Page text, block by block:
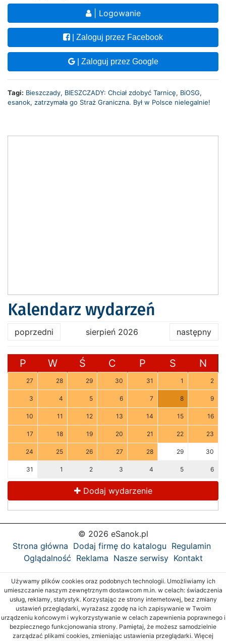
| Logowanie
| Zaloguj przez Facebook
| Zaloguj przez Google
Tagi: Bieszczady, BIESZCZADY: Chciał zdobyć Tarnicę, BiOSG,
esanok, zatrzymała go Straż Graniczna. Był w Polsce nielegalnie!
Kalendarz wydarzeń
poprzedni sierpień 2026 następny
P W Ś C P S N
27 28 29 30 31 1 2
3 4 5 6 7 8 9
10 11 12 13 14 15 16
17 18 19 20 21 22 23
24 25 26 27 28 29 30
31 1 2 3 4 5 6
Dodaj wydarzenie
© 2026 eSanok.pl
Strona główna Dodaj firmę do katalogu Regulamin
Oglądalność Reklama Nasze serwisy Kontakt
Używamy plików cookies oraz podobnych technologii. Umożliwiamy ich
umieszczanie naszym zewnętrznym dostawcom m.in. w celach: świadczenia
usług, reklamy, statystyk. Korzystając ze strony internetowej, bez zmiany
ustawień przeglądarki, wyrażasz zgodę na ich zapisywanie w Twoim
urządzeniu końcowym i wykorzystywanie w celach zapewnienia poprawnego i
bezpiecznego funkcjonowania strony. Pamiętaj, że możesz samodzielnie
zarządzać plikami cookies, zmieniając ustawienia przeglądarki. Więcej